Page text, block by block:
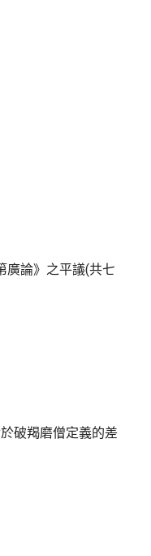
廣論》之平議(共七
破羯磨僧定義的差